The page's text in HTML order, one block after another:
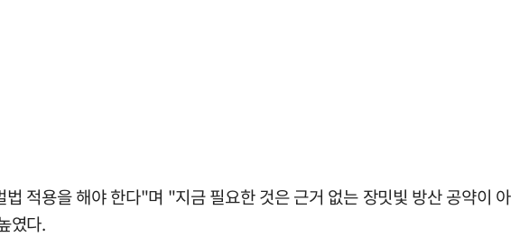
적용을 해야 한다"며 "지금 필요한 것은 근거 없는 장밋빛 방산 공약이 아
였다.